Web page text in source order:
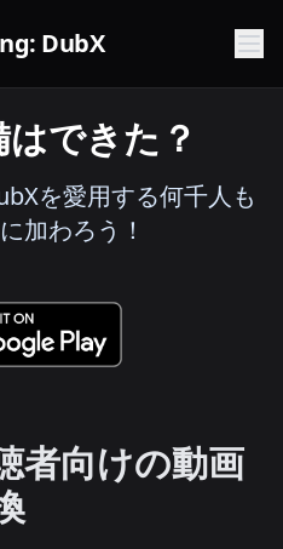
DubX
できた？
を愛用する何千人も
加わろう！
者向けの動画